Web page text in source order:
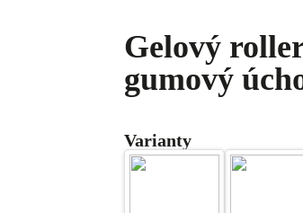
Gelový
gumový
Varianty